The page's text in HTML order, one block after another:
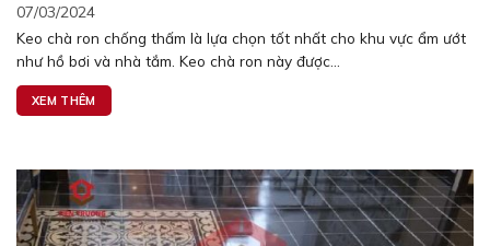
07/03/2024
Keo chà ron chống thấm là lựa chọn tốt nhất cho khu vực ẩm ướt
như hồ bơi và nhà tắm. Keo chà ron này được...
XEM THÊM